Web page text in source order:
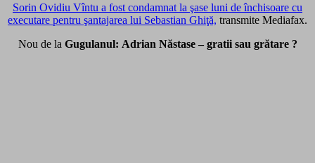
Sorin Ovidiu Vîntu a fost condamnat la şase luni de închisoare cu
executare pentru şantajarea lui Sebastian Ghiţă, transmite Mediafax.
Nou de la Gugulanul: Adrian Năstase – gratii sau grătare ?